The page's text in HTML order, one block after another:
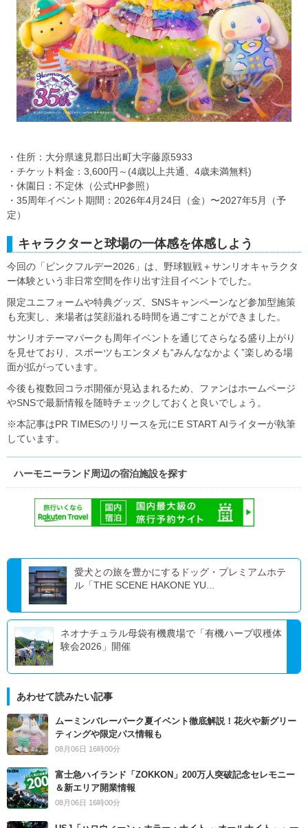
・住所：大分県速見郡日出町大字藤原5933
・チケット料金：3,600円～(4歳以上共通、4歳未満無料)
・休園日：不定休（公式HP参照）
・35周年イベント期間：2026年4月24日（金）〜2027年5月（予
定）
キャラクターと球場の一体感を体感しよう
今回の「ピンクフルデー2026」は、野球観戦＋サンリオキャラクタ
ー体験という非日常空間を作り出す注目イベントでした。
限定ユニフォームや特典グッズ、SNSキャンペーンなど参加型施策
も充実し、来場者は笑顔溢れる時間を過ごすことができました。
サンリオテーマパークも周年イベントを通じてさらなる盛り上がり
を見せており、スポーツもエンタメも“みんななかよく”楽しめる場
面が拡がっています。
今後も複数回コラボ開催が見込まれるため、ファンはホームページ
やSNSで最新情報を随時チェックしておくと良いでしょう。
※本記事はPR TIMESのリリースを元にE START AIライターが執筆
しています。
ハーモニーランド周辺の宿泊施設を探す
愛犬との旅を豊かにするドッグ・プレミアムホテ
ル「THE SCENE HAKONE YU...
ネオナチュラル母袋有機農場で「有機ハーブ収穫体
験会2026」開催
あわせて読みたい記事
ムーミンバレーパーク夏イベント徹底解説！花火や新グリー
ティングや限定パス情報も
08月06日 16時00分
富士急ハイランド「ZOKKON」200万人突破記念セレモニー
＆新エリア開業情報
08月06日 16時00分